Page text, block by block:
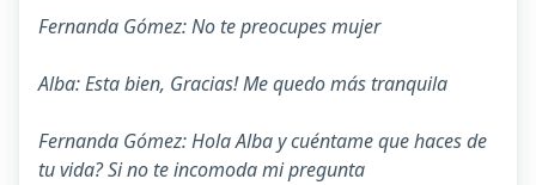
Fernanda Gómez: No te preocupes mujer
Alba: Esta bien, Gracias! Me quedo más tranquila
Fernanda Gómez: Hola Alba y cuéntame que haces de
tu vida? Si no te incomoda mi pregunta